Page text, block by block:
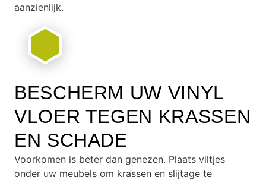
aanzienlijk.
BESCHERM UW VINYL
VLOER TEGEN KRASSEN
EN SCHADE
Voorkomen is beter dan genezen. Plaats viltjes
onder uw meubels om krassen en slijtage te